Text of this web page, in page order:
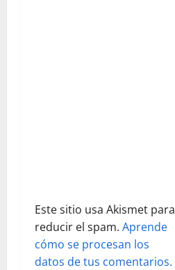
a
s
Este sitio usa Akismet para
reducir el spam. Aprende
cómo se procesan los
datos de tus comentarios.